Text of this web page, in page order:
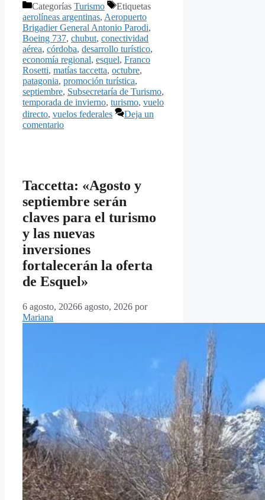
Categorías Turismo
Etiquetas
aerolíneas argentinas, Aeropuerto
Brigadier General Antonio Parodi,
Boeing 737, chubut, conectividad
aérea, córdoba, desarrollo turístico,
economía regional, esquel, Franco
Rosetti, matías taccetta, octubre,
patagonia, promoción turística,
septiembre, Subsecretaría de Turismo,
temporada de invierno, turismo, vuelo
directo, vuelos federales
Deja un
comentario
Taccetta: «Agosto y
septiembre serán
claves para el turismo
y las nuevas
inversiones
fortalecerán la oferta
de Esquel»
6 agosto, 20266 agosto, 2026 por
Mariana